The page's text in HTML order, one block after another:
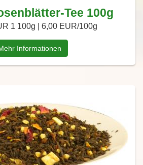
Tee 100g
1 100g | 6,00 EUR/100g
Informationen